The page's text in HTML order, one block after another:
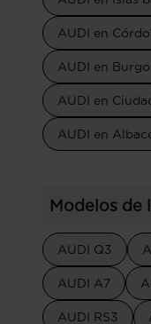
AUDI en
AUDI en
AUDI en
AUDI en
Modelos de
AUDI Q3
AUDI A7
AUDI RS3